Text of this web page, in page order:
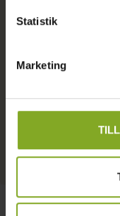
Statistik
Marketing
Projektbeskrivelse
Send besked til